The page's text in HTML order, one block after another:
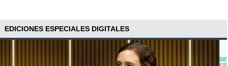
EDICIONES ESPECIALES DIGITALES